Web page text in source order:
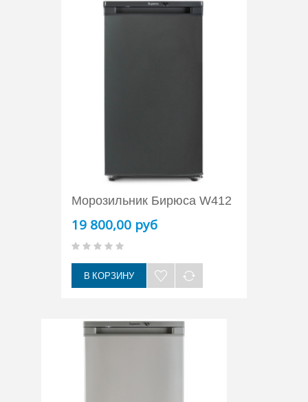
Морозильник Бирюса W412
19 800,00 руб
В КОРЗИНУ